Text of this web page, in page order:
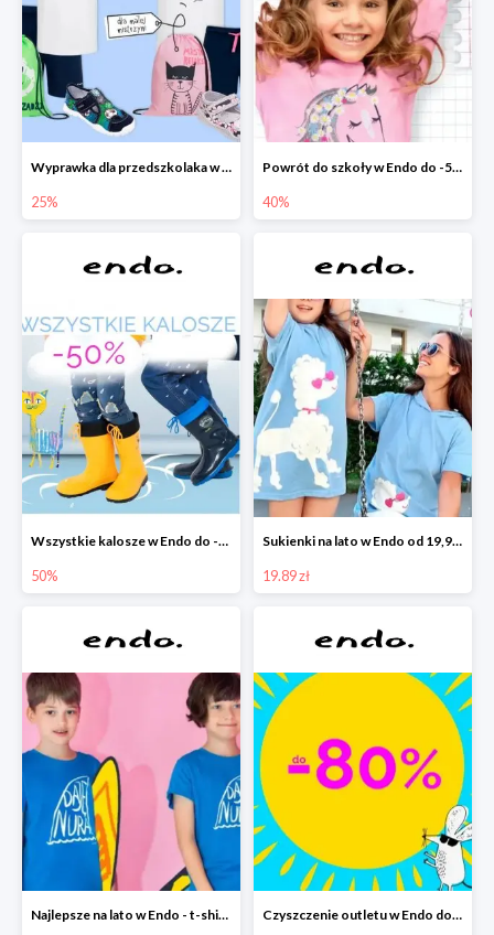
Wyprawka dla przedszkolaka w Endo do -25%
25%
Powrót do szkoły w Endo do -50%
40%
Wszystkie kalosze w Endo do -50%
50%
Sukienki na lato w Endo od 19,90 zł
19.89 zł
Najlepsze na lato w Endo - t-shirty od 9,90 zł i krótkie spodenki od 19,90 zł Czyszczenie outletu w Endo do -80%